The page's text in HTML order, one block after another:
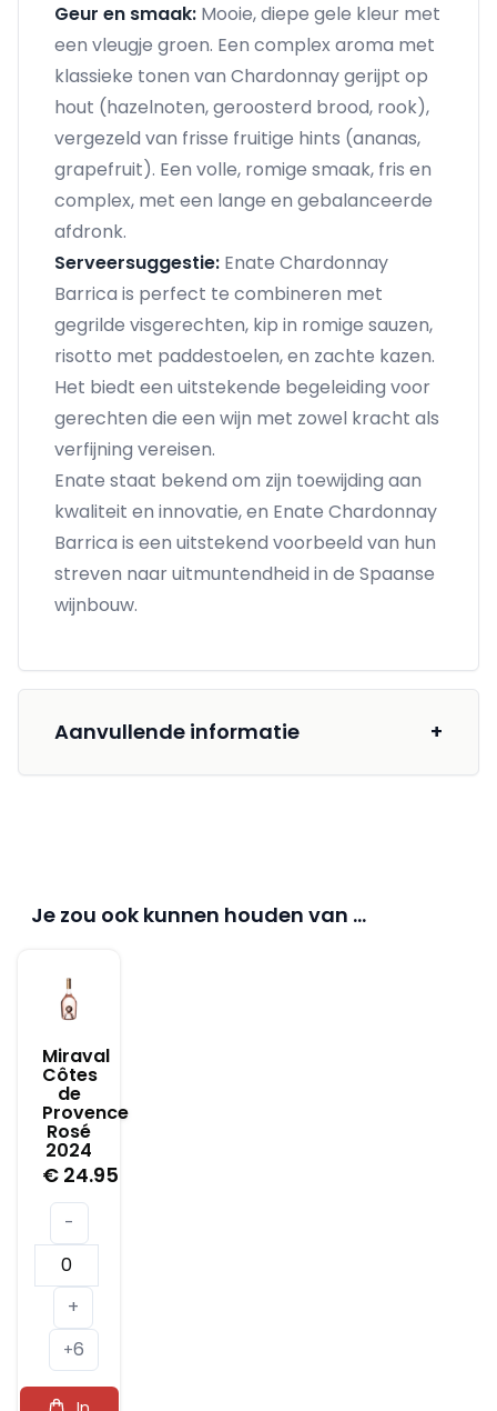
Geur en smaak: Mooie, diepe gele kleur met
een vleugje groen. Een complex aroma met
klassieke tonen van Chardonnay gerijpt op
hout (hazelnoten, geroosterd brood, rook),
vergezeld van frisse fruitige hints (ananas,
grapefruit). Een volle, romige smaak, fris en
complex, met een lange en gebalanceerde
afdronk.
Serveersuggestie: Enate Chardonnay
Barrica is perfect te combineren met
gegrilde visgerechten, kip in romige sauzen,
risotto met paddestoelen, en zachte kazen.
Het biedt een uitstekende begeleiding voor
gerechten die een wijn met zowel kracht als
verfijning vereisen.
Enate staat bekend om zijn toewijding aan
kwaliteit en innovatie, en Enate Chardonnay
Barrica is een uitstekend voorbeeld van hun
streven naar uitmuntendheid in de Spaanse
wijnbouw.
Aanvullende informatie +
Je zou ook kunnen houden van …
Miraval
Côtes
de
Provence
Rosé
2024
€ 24.95
-
Miraval
Côtes
de
Provence
Rosé
+
+6